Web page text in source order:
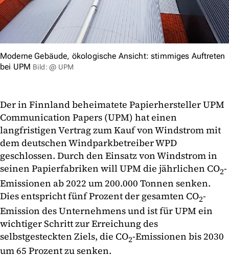
Moderne Gebäude, ökologische Ansicht: stimmiges Auftreten
bei UPM Bild: @ UPM
Der in Finnland beheimatete Papierhersteller UPM
Communication Papers (UPM) hat einen
langfristigen Vertrag zum Kauf von Windstrom mit
dem deutschen Windparkbetreiber WPD
geschlossen. Durch den Einsatz von Windstrom in
seinen Papierfabriken will UPM die jährlichen CO2-
Emissionen ab 2022 um 200.000 Tonnen senken.
Dies entspricht fünf Prozent der gesamten CO2-
Emission des Unternehmens und ist für UPM ein
wichtiger Schritt zur Erreichung des
selbstgesteckten Ziels, die CO2-Emissionen bis 2030
um 65 Prozent zu senken.